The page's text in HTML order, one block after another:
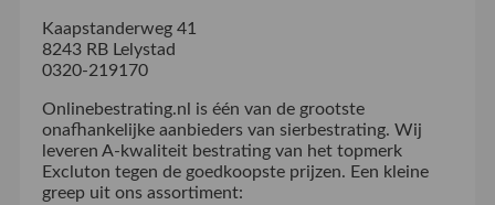
Kaapstanderweg 41
8243 RB Lelystad
0320-219170
Onlinebestrating.nl is één van de grootste
onafhankelijke aanbieders van sierbestrating. Wij
leveren A-kwaliteit bestrating van het topmerk
Excluton tegen de goedkoopste prijzen. Een kleine
greep uit ons assortiment: